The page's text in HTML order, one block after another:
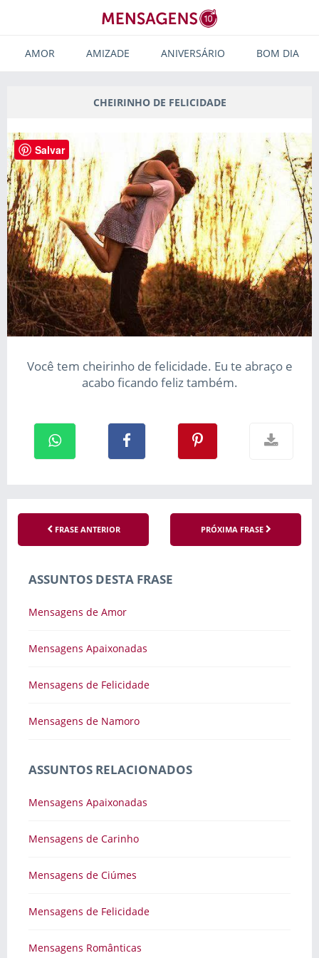
AMOR AMIZADE ANIVERSÁRIO BOM DIA
CHEIRINHO DE FELICIDADE
Você tem cheirinho de felicidade. Eu te abraço e
acabo ficando feliz também.
FRASE ANTERIOR PRÓXIMA FRASE
ASSUNTOS DESTA FRASE
Mensagens de Amor
Mensagens Apaixonadas
Mensagens de Felicidade
Mensagens de Namoro
ASSUNTOS RELACIONADOS
Mensagens Apaixonadas
Mensagens de Carinho
Mensagens de Ciúmes
Mensagens de Felicidade
Mensagens Românticas
Salvar